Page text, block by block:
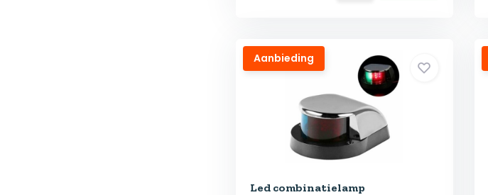
Aanbieding
Led combinatielamp